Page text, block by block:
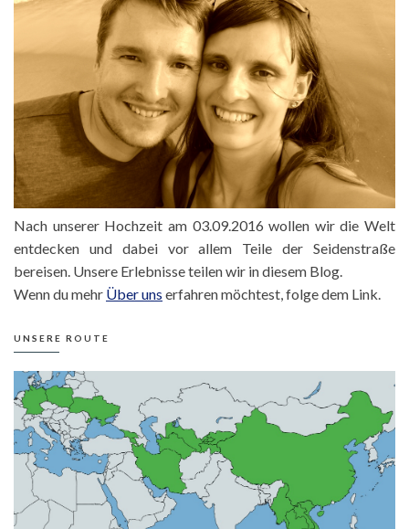
Nach unserer Hochzeit am 03.09.2016 wollen wir die Welt
entdecken und dabei vor allem Teile der Seidenstraße
bereisen. Unsere Erlebnisse teilen wir in diesem Blog.
Wenn du mehr Über uns erfahren möchtest, folge dem Link.
UNSERE ROUTE